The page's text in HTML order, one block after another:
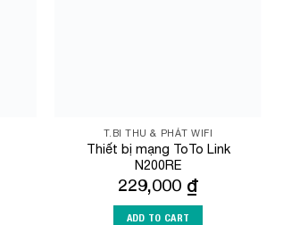
T.BI THU & PHÁT WIFI
Thiết bị mạng ToTo Link
N200RE
229,000 ₫
ADD TO CART